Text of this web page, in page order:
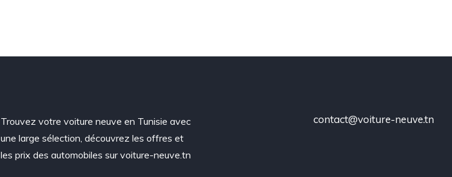
Trouvez votre voiture neuve en Tunisie avec
une large sélection, découvrez les offres et
les prix des automobiles sur voiture-neuve.tn
contact@voiture-neuve.tn